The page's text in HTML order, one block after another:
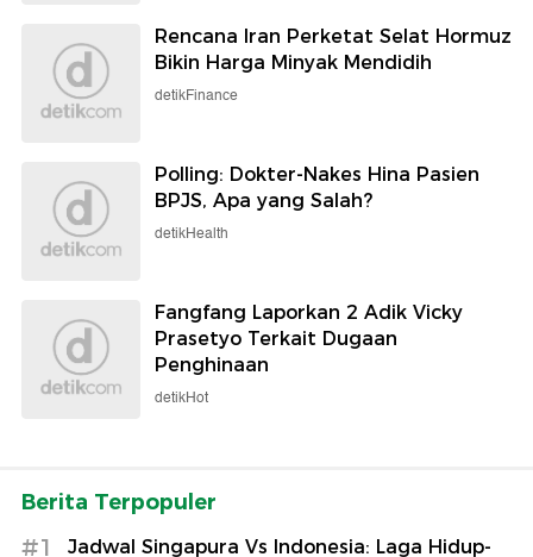
Rencana Iran Perketat Selat Hormuz
Bikin Harga Minyak Mendidih
detikFinance
Polling: Dokter-Nakes Hina Pasien
BPJS, Apa yang Salah?
detikHealth
Fangfang Laporkan 2 Adik Vicky
Prasetyo Terkait Dugaan
Penghinaan
detikHot
Berita Terpopuler
#1
Jadwal Singapura Vs Indonesia: Laga Hidup-